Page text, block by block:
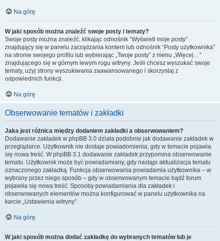
Na górę
W jaki sposób można znaleźć swoje posty i tematy?
Swoje posty można znaleźć, klikając odnośnik “Wyświetl moje posty”
znajdujący się w panelu zarządzania kontem lub odnośnik “Posty użytkownika”
na stronie swojego profilu lub wybierając „Twoje posty” z menu „Więcej…”
znajdującego się w górnym lewym rogu witryny. Jeśli chcesz wyszukać swoje
tematy, użyj strony wyszukiwania zaawansowanego i skorzystaj z
odpowiednich funkcji.
Na górę
Obserwowanie tematów i zakładki
Jaka jest różnica między dodaniem zakładki a obserwowaniem?
Dodawanie zakładek w phpBB 3.0 działa podobnie jak dodawanie zakładek w
przeglądarce. Użytkownik nie dostaje powiadomienia, gdy w temacie pojawia
się nowa treść. W phpBB 3.1 dodawanie zakładek przypomina obserwowanie
tematu. Użytkownik może być powiadamiany, gdy nastąpi aktualizacja tematu
oznaczonego zakładką. Funkcja obserwowania powiadamia użytkownika – w
wybrany przez niego sposób – gdy w obserwowanym temacie bądź forum
pojawiła się nowa treść. Sposoby powiadamiania dla zakładek i
obserwowanych elementów można konfigurować w panelu użytkownika na
karcie „Ustawienia witryny”.
Na górę
W jaki sposób można dodać zakładkę do wybranych tematów lub je